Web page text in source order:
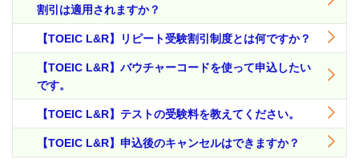
割引は適用されますか？
【TOEIC L&R】リピート受験割引制度とは何ですか？
【TOEIC L&R】バウチャーコードを使って申込したい
です。
【TOEIC L&R】テストの受験料を教えてください。
【TOEIC L&R】申込後のキャンセルはできますか？